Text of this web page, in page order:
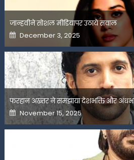
जान्हवीने सोशल मीडियापर उठाये सवाल
Posted
on
December 3, 2025
फरहान अख्तर ने समझाया देशभक्ति और
Posted
on
November 15, 2025